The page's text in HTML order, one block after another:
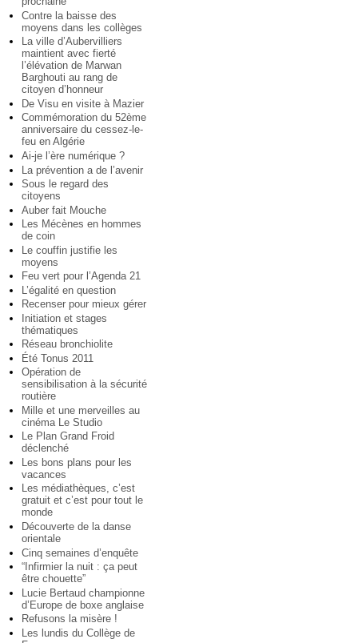
Contre la baisse des
moyens dans les collèges
La ville d’Aubervilliers
maintient avec fierté
l’élévation de Marwan
Barghouti au rang de
citoyen d’honneur
De Visu en visite à Mazier
Commémoration du 52ème
anniversaire du cessez-le-
feu en Algérie
Ai-je l’ère numérique ?
La prévention a de l’avenir
Sous le regard des
citoyens
Auber fait Mouche
Les Mécènes en hommes
de coin
Le couffin justifie les
moyens
Feu vert pour l’Agenda 21
L’égalité en question
Recenser pour mieux gérer
Initiation et stages
thématiques
Réseau bronchiolite
Été Tonus 2011
Opération de
sensibilisation à la sécurité
routière
Mille et une merveilles au
cinéma Le Studio
Le Plan Grand Froid
déclenché
Les bons plans pour les
vacances
Les médiathèques, c’est
gratuit et c’est pour tout le
monde
Découverte de la danse
orientale
Cinq semaines d’enquête
“Infirmier la nuit : ça peut
être chouette”
Lucie Bertaud championne
d’Europe de boxe anglaise
Refusons la misère !
Les lundis du Collège de